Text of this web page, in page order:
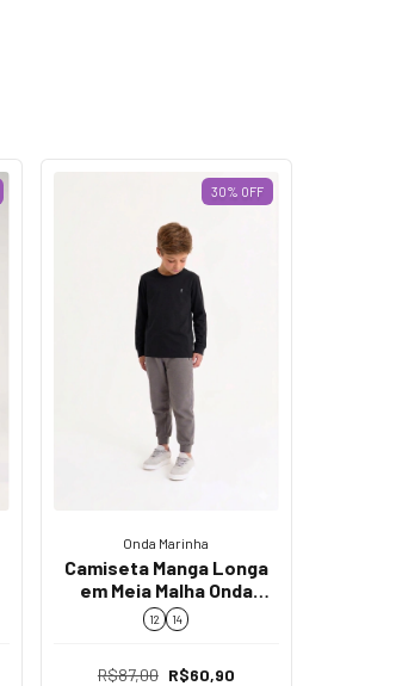
30% OFF
Onda Marinha
Camiseta Manga Longa
em Meia Malha Onda
Marinha 5261012
12 14
R$87,00 R$60,90